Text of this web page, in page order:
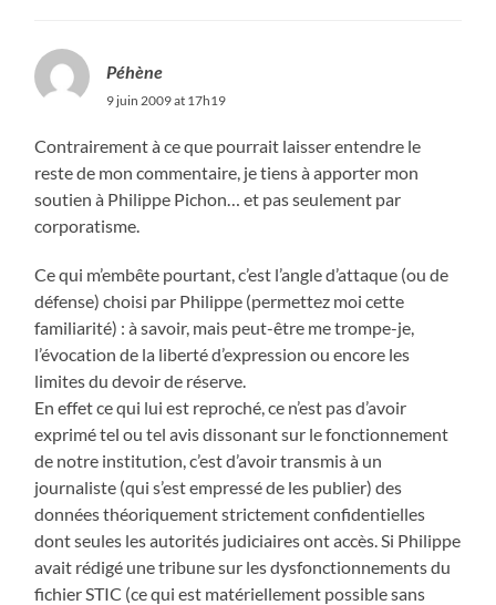
Péhène
9 juin 2009 at 17h19
Contrairement à ce que pourrait laisser entendre le
reste de mon commentaire, je tiens à apporter mon
soutien à Philippe Pichon… et pas seulement par
corporatisme.
Ce qui m’embête pourtant, c’est l’angle d’attaque (ou de
défense) choisi par Philippe (permettez moi cette
familiarité) : à savoir, mais peut-être me trompe-je,
l’évocation de la liberté d’expression ou encore les
limites du devoir de réserve.
En effet ce qui lui est reproché, ce n’est pas d’avoir
exprimé tel ou tel avis dissonant sur le fonctionnement
de notre institution, c’est d’avoir transmis à un
journaliste (qui s’est empressé de les publier) des
données théoriquement strictement confidentielles
dont seules les autorités judiciaires ont accès. Si Philippe
avait rédigé une tribune sur les dysfonctionnements du
fichier STIC (ce qui est matériellement possible sans